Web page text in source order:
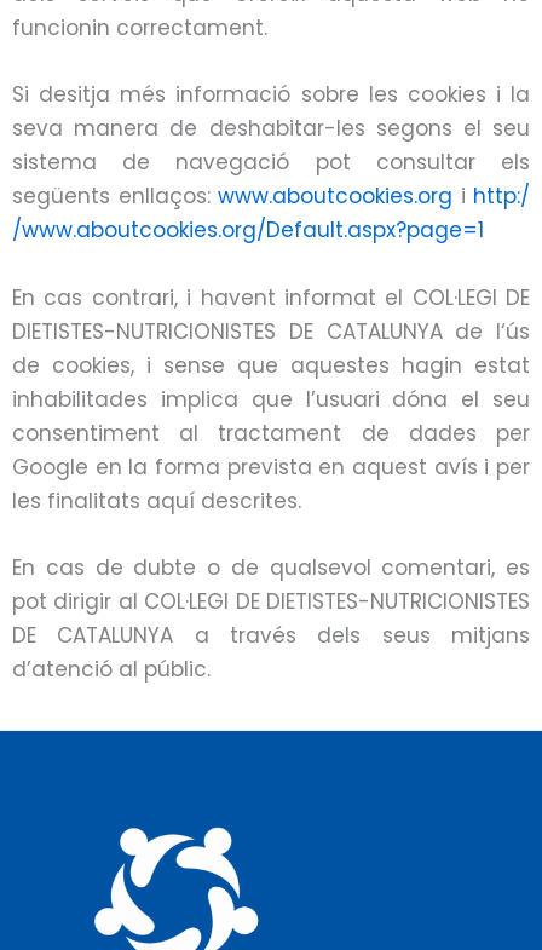
funcionin correctament.
Si desitja més informació sobre les cookies i la
seva manera de deshabitar-les segons el seu
sistema de navegació pot consultar els
següents enllaços: www.aboutcookies.org i http:/
/www.aboutcookies.org/Default.aspx?page=1
En cas contrari, i havent informat el COL·LEGI DE
DIETISTES-NUTRICIONISTES DE CATALUNYA de l‘ús
de cookies, i sense que aquestes hagin estat
inhabilitades implica que l’usuari dóna el seu
consentiment al tractament de dades per
Google en la forma prevista en aquest avís i per
les finalitats aquí descrites.
En cas de dubte o de qualsevol comentari, es
pot dirigir al COL·LEGI DE DIETISTES-NUTRICIONISTES
DE CATALUNYA a través dels seus mitjans
d’atenció al públic.